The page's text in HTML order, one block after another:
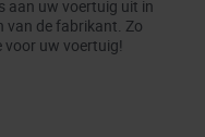
aan uw voertuig uit in
van de fabrikant. Zo
uw voertuig!